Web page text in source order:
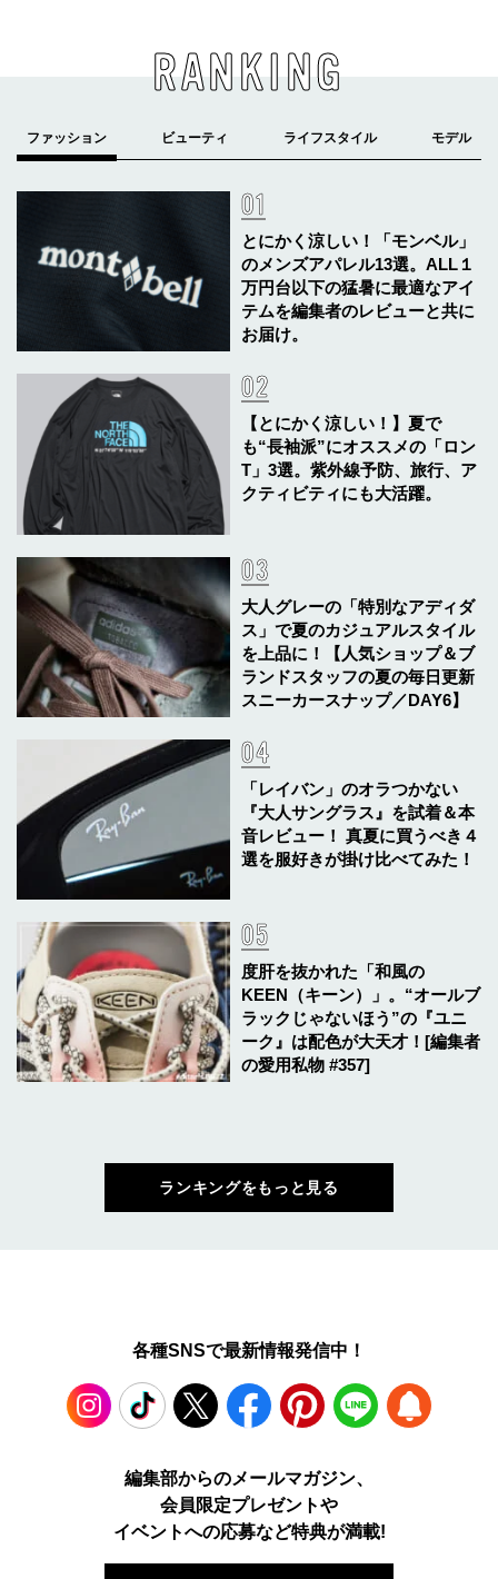
RANKING
とにかく涼しい！「モンベル」
のメンズアパレル13選。ALL１
万円台以下の猛暑に最適なアイ
テムを編集者のレビューと共に
お届け。
【とにかく涼しい！】夏で
も“長袖派”にオススメの「ロン
T」3選。紫外線予防、旅行、ア
クティビティにも大活躍。
大人グレーの「特別なアディダ
ス」で夏のカジュアルスタイル
を上品に！【人気ショップ＆ブ
ランドスタッフの夏の毎日更新
スニーカースナップ／DAY6】
「レイバン」のオラつかない
『大人サングラス』を試着＆本
音レビュー！ 真夏に買うべき４
選を服好きが掛け比べてみた！
度肝を抜かれた「和風の
KEEN（キーン）」。“オールブ
ラックじゃないほう”の『ユニ
ーク』は配色が大天才！[編集者
の愛用私物 #357]
ランキングをもっと見る
各種SNSで最新情報発信中！
TikTok Facebook Pinterest LINE
編集部からのメールマガジン、
会員限定プレゼントや
イベントへの応募など特典が満載!